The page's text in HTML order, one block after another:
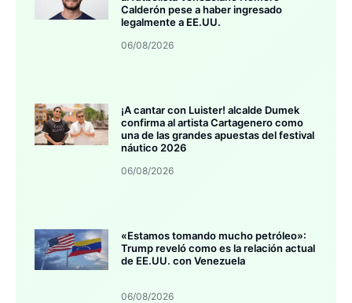
Calderón pese a haber ingresado
legalmente a EE.UU.
06/08/2026
¡A cantar con Luister! alcalde Dumek
confirma al artista Cartagenero como
una de las grandes apuestas del festival
náutico 2026
06/08/2026
«Estamos tomando mucho petróleo»:
Trump reveló como es la relación actual
de EE.UU. con Venezuela
06/08/2026